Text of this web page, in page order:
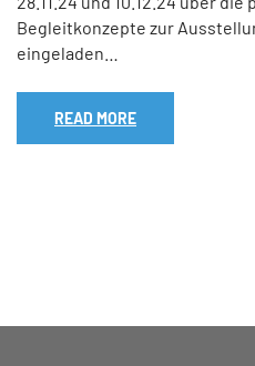
Begleitkonzepte zur
eingeladen…
READ MORE